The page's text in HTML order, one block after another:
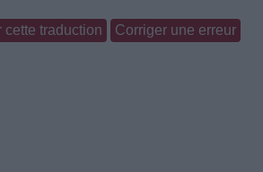
cette traduction Corriger une erreur